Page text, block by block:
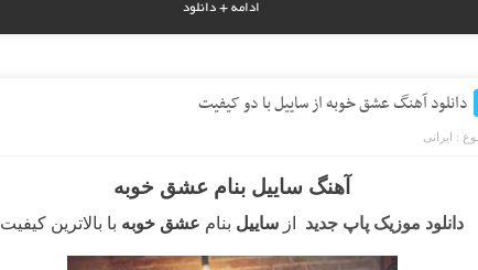
ادامه + دانلود
دانلود آهنگ عشق خوبه از ساییل با دو کیفیت
: ایرانی
آهنگ ساییل بنام عشق خوبه
دانلود موزیک پاپ جدید از ساییل بنام عشق خوبه با بالاترین کیفیت